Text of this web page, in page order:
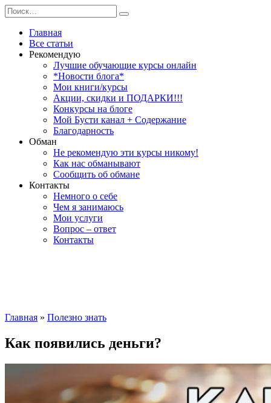
Перейти
к
содержанию
Search
for:
Главная
Все статьи
Рекомендую
Лучшие обучающие курсы онлайн
*Новости блога*
Мои книги/курсы
Акции, скидки и ПОДАРКИ!!!
Конкурсы на блоге
Мой Бусти канал + Содержание
Благодарность
Обман
Не рекомендую эти курсы никому!
Как нас обманывают
Сообщить об обмане
Контакты
Немного о себе
Чем я занимаюсь
Мои услуги
Вопрос – ответ
Контакты
Главная » Полезно знать
Как появились деньги?